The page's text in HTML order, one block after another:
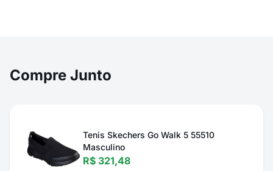
Compre Junto
Tenis Skechers Go Walk 5 55510
Masculino
R$ 321,48